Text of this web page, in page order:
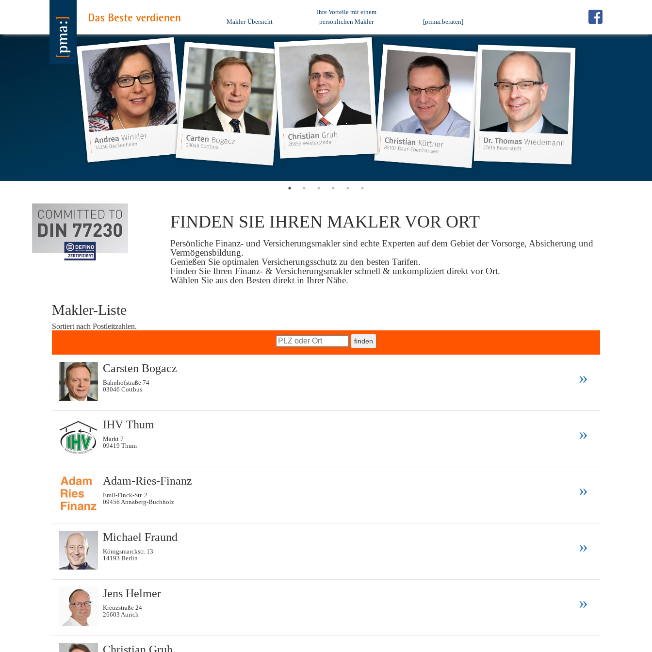
Makler-Übersicht(current)
Ihre Vorteile mit einem
persönlichen Makler(current) [prima:beraten]
FINDEN SIE IHREN MAKLER VOR ORT
Persönliche Finanz- und Versicherungsmakler sind echte Experten auf dem Gebiet der Vorsorge, Absicherung und
Vermögensbildung.
Genießen Sie optimalen Versicherungsschutz zu den besten Tarifen.
Finden Sie Ihren Finanz- & Versicherungsmakler schnell & unkompliziert direkt vor Ort.
Wählen Sie aus den Besten direkt in Ihrer Nähe.
Makler-Liste
Sortiert nach Postleitzahlen.
»
Carsten Bogacz
Bahnhofstraße 74
03046 Cottbus
»
IHV Thum
Markt 7
09419 Thum
»
Adam-Ries-Finanz
Emil-Finck-Str. 2
09456 Annaberg-Buchholz
»
Michael Fraund
Königsmarckstr. 13
14193 Berlin
»
Jens Helmer
Kreuzstraße 24
26603 Aurich
Christian Gruh